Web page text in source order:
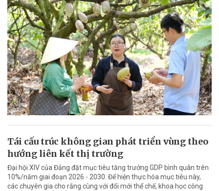
Tái cấu trúc không gian phát triển vùng theo
hướng liên kết thị trường
Đại hội XIV của Đảng đặt mục tiêu tăng trưởng GDP bình quân trên
10%/năm giai đoạn 2026 - 2030. Để hiện thực hóa mục tiêu này,
các chuyên gia cho rằng cùng với đổi mới thể chế, khoa học công